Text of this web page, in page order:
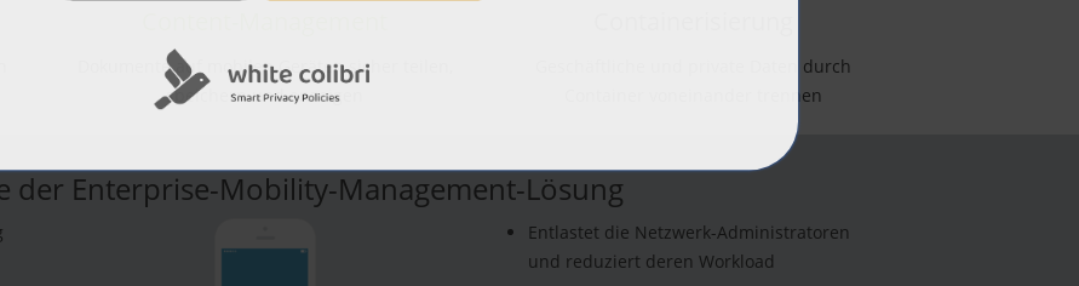
Dokumente auf mobilen Geräten sicher teilen,
speichern und anzeigen
Geschäftliche und private Daten durch
Container voneinander trennen
der Enterprise-Mobility-Management-Lösung
Entlastet die Netzwerk-Administratoren
und reduziert deren Workload